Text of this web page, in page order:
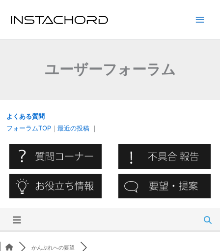
ユーザーフォーラム
よくある質問
フォーラムTOP ｜ 最近の投稿 ｜
かんぷれへの要望